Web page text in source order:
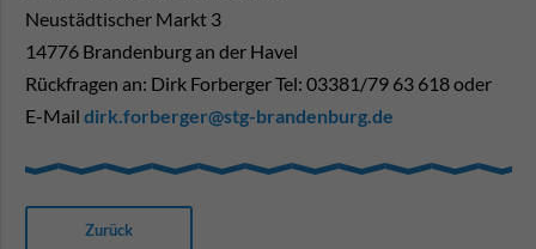
Neustädtischer Markt 3
14776 Brandenburg an der Havel
Rückfragen an: Dirk Forberger Tel: 03381/79 63 618 oder
E-Mail dirk.forberger@stg-brandenburg.de
Zurück